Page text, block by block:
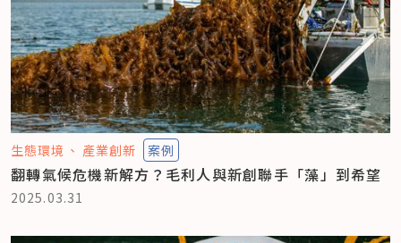
生態環境 產業創新 案例
翻轉氣候危機新解方？毛利人與新創聯手「藻」到希望
2025.03.31